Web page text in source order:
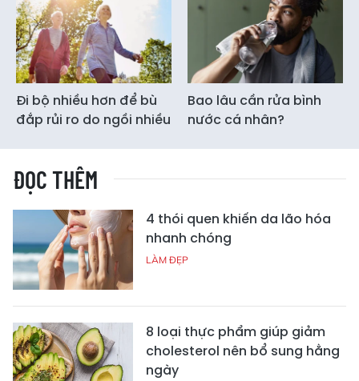
Đi bộ nhiều hơn để bù
đắp rủi ro do ngồi nhiều
Bao lâu cần rửa bình
nước cá nhân?
ĐỌC THÊM
4 thói quen khiến da lão hóa
nhanh chóng
LÀM ĐẸP
8 loại thực phẩm giúp giảm
cholesterol nên bổ sung hằng
ngày